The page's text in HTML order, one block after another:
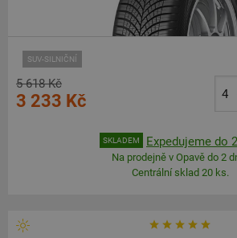
SUV-SILNIČNÍ
5 618 Kč
3 233 Kč
SKLADEM Expedujeme do
Na prodejně v Opavě do 2
Centrální sklad 20 ks.